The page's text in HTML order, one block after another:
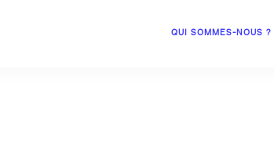
QUI SOMMES-NOUS ?